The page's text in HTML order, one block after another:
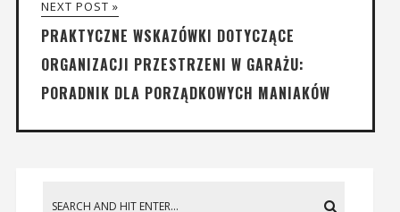
NEXT POST »
PRAKTYCZNE WSKAZÓWKI DOTYCZĄCE
ORGANIZACJI PRZESTRZENI W GARAŻU:
PORADNIK DLA PORZĄDKOWYCH MANIAKÓW